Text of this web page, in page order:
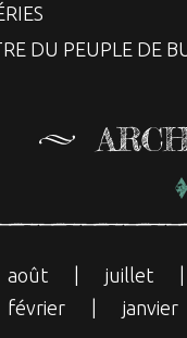
DU PEUPLE DE
août juillet
février
janvier